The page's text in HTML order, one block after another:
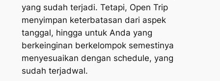
yang sudah terjadi. Tetapi, Open Trip
menyimpan keterbatasan dari aspek
tanggal, hingga untuk Anda yang
berkeinginan berkelompok semestinya
menyesuaikan dengan schedule, yang
sudah terjadwal.